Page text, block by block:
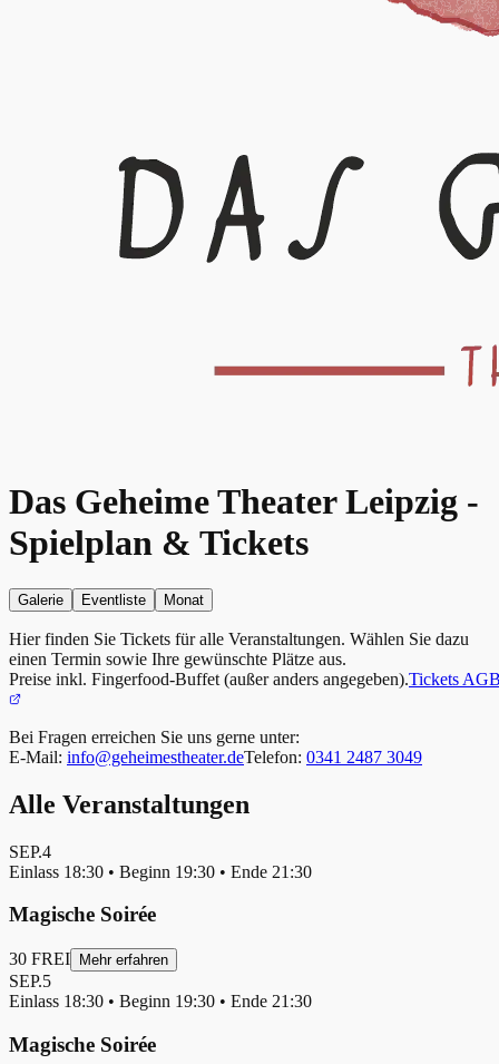
Das Geheime Theater Leipzig -
Spielplan & Tickets
Galerie Eventliste Monat
Hier finden Sie Tickets für alle Veranstaltungen. Wählen Sie dazu
einen Termin sowie Ihre gewünschte Plätze aus.
Preise inkl. Fingerfood-Buffet (außer anders angegeben).Tickets
Bei Fragen erreichen Sie uns gerne unter:
E-Mail: info@geheimestheater.deTelefon: 0341 2487 3049
Alle Veranstaltungen
SEP.4
Einlass 18:30 • Beginn 19:30 • Ende 21:30
Magische Soirée
30 FREI Mehr erfahren
SEP.5
Einlass 18:30 • Beginn 19:30 • Ende 21:30
Magische Soirée